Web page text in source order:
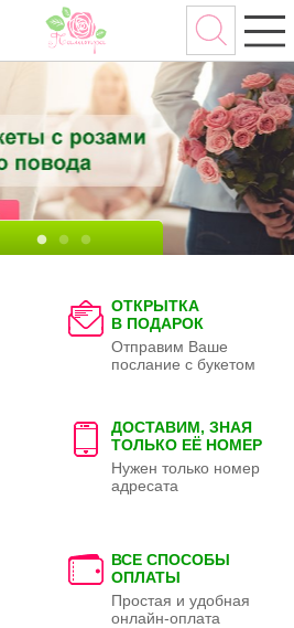
ОТКРЫТКА
В ПОДАРОК
Отправим Ваше
послание с букетом
ДОСТАВИМ, ЗНАЯ
ТОЛЬКО ЕЁ НОМЕР
Нужен только номер
адресата
ВСЕ СПОСОБЫ
ОПЛАТЫ
Простая и удобная
онлайн-оплата